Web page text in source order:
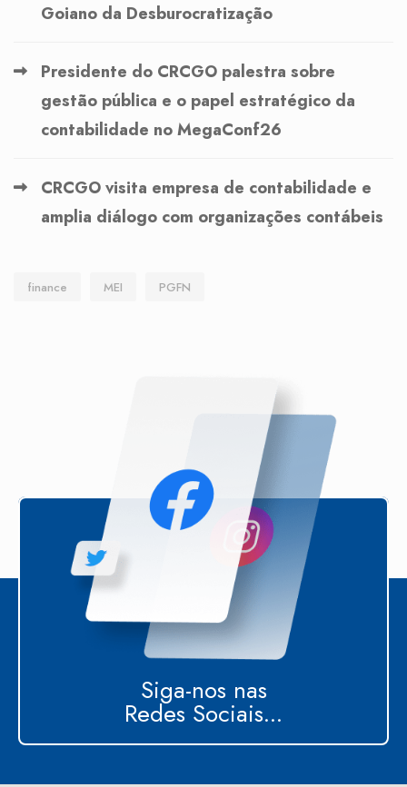
Goiano da Desburocratização
Presidente do CRCGO palestra sobre
gestão pública e o papel estratégico da
contabilidade no MegaConf26
CRCGO visita empresa de contabilidade e
amplia diálogo com organizações contábeis
finance MEI PGFN
Siga-nos nas
Redes Sociais...